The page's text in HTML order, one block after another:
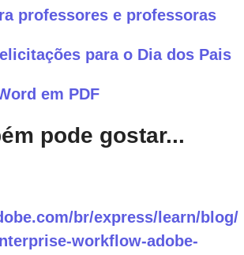
professores e professoras
para o Dia dos Pais
em PDF
pode gostar...
br/express/learn/blog/
workflow-adobe-